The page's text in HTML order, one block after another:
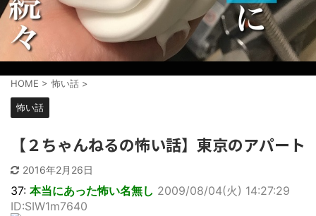
HOME > 怖い話 >
怖い話
【２ちゃんねるの怖い話】東京のアパート
2016年2月26日
37: 本当にあった怖い名無し 2009/08/04(火) 14:27:29
ID:SIW1m7640